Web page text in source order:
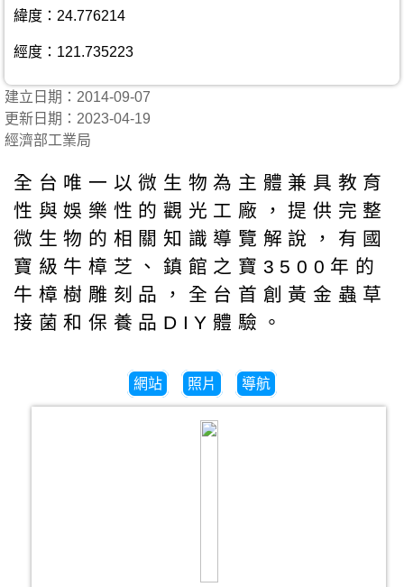
緯度：24.776214
經度：121.735223
建立日期：2014-09-07
更新日期：2023-04-19
經濟部工業局
全台唯一以微生物為主體兼具教育
性與娛樂性的觀光工廠，提供完整
微生物的相關知識導覽解說，有國
寶級牛樟芝、鎮館之寶3500年的
牛樟樹雕刻品，全台首創黃金蟲草
接菌和保養品DIY體驗。
網站 照片 導航